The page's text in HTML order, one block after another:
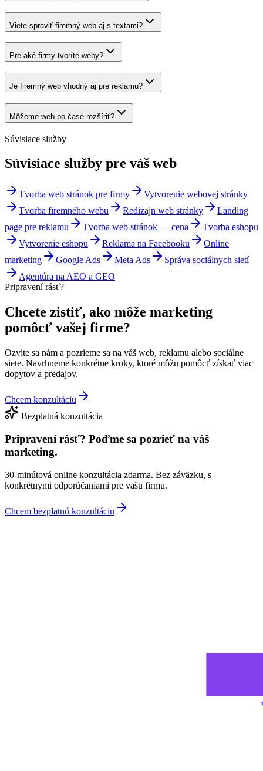
Viete spraviť firemný web aj s textami?
Pre aké firmy tvoríte weby?
Je firemný web vhodný aj pre reklamu?
Môžeme web po čase rozšíriť?
Súvisiace služby
Súvisiace služby pre váš web
Tvorba web stránok pre firmy
Vytvorenie webovej stránky
Tvorba firemného webu
Redizajn web stránky
Landing
page pre reklamu
Tvorba web stránok — cena
Tvorba eshopu
Vytvorenie eshopu
Reklama na Facebooku
Online
marketing
Google Ads Meta Ads
Správa sociálnych sietí
Agentúra na AEO a GEO
Pripravení rásť?
Chcete zistiť, ako môže marketing
pomôcť vašej firme?
Ozvite sa nám a pozrieme sa na váš web, reklamu alebo sociálne
siete. Navrhneme konkrétne kroky, ktoré môžu pomôcť získať viac
dopytov a predajov.
Chcem konzultáciu
Bezplatná konzultácia
Pripravení rásť? Poďme sa pozrieť na váš
marketing.
30-minútová online konzultácia zdarma. Bez záväzku, s
konkrétnymi odporúčaniami pre vašu firmu.
Chcem bezplatnú konzultáciu